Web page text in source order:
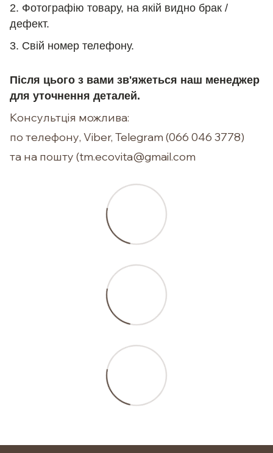
2. Фотографію товару, на якій видно брак /
дефект.
3. Свій номер телефону.
Після цього з вами зв'яжеться наш менеджер
для уточнення деталей.
Консультція можлива:
по телефону, Viber, Telegram (066 046 3778)
та на пошту (tm.ecovita@gmail.com